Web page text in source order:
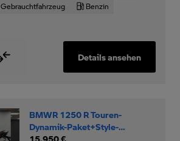
Gebrauchtfahrzeug
Benzin
Details ansehen
BMWR 1250 R Touren-
Dynamik-Paket+Style-
Sport+SZH+
15.950 €